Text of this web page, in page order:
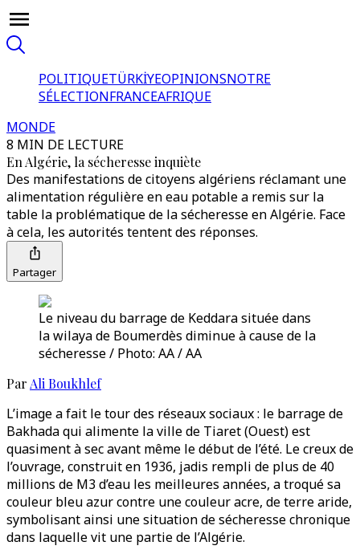
POLITIQUETÜRKİYEOPINIONSNOTRE
SÉLECTIONFRANCEAFRIQUE
MONDE
8 MIN DE LECTURE
En Algérie, la sécheresse inquiète
Des manifestations de citoyens algériens réclamant une
alimentation régulière en eau potable a remis sur la
table la problématique de la sécheresse en Algérie. Face
à cela, les autorités tentent des réponses.
Partager
Le niveau du barrage de Keddara située dans
la wilaya de Boumerdès diminue à cause de la
sécheresse / Photo: AA / AA
Par Ali Boukhlef
L’image a fait le tour des réseaux sociaux : le barrage de
Bakhada qui alimente la ville de Tiaret (Ouest) est
quasiment à sec avant même le début de l’été. Le creux de
l’ouvrage, construit en 1936, jadis rempli de plus de 40
millions de M3 d’eau les meilleures années, a troqué sa
couleur bleu azur contre une couleur acre, de terre aride,
symbolisant ainsi une situation de sécheresse chronique
dans laquelle vit une partie de l’Algérie.